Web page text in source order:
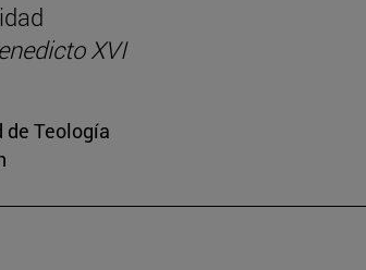
XVI
de Teología